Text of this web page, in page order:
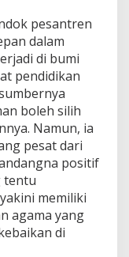
pesantren
dalam
di bumi
pendidikan
boleh silih
Namun, ia
pesat dari
positif
tentu
memiliki
agama yang
di